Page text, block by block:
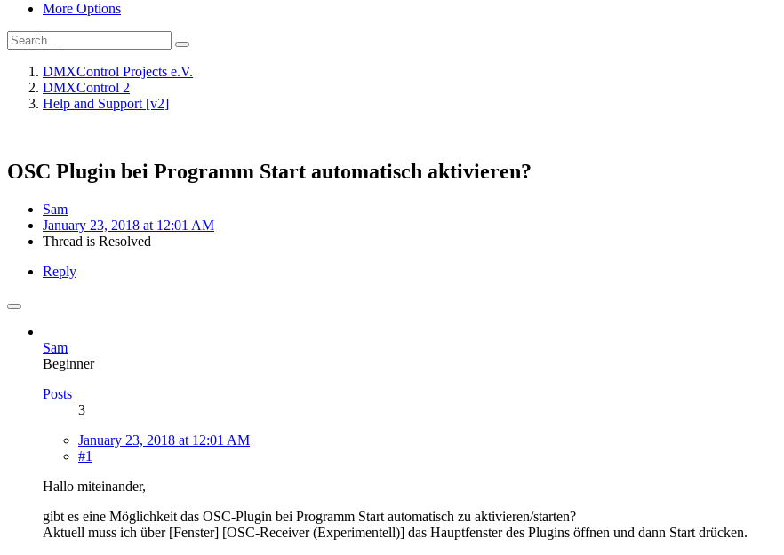
More Options
DMXControl Projects e.V.
DMXControl 2
Help and Support [v2]
OSC Plugin bei Programm Start automatisch aktivieren?
Sam
January 23, 2018 at 12:01 AM
Thread is Resolved
Reply
Sam
Beginner
Posts
3
January 23, 2018 at 12:01 AM
#1
Hallo miteinander,
gibt es eine Möglichkeit das OSC-Plugin bei Programm Start automatisch zu aktivieren/starten?
Aktuell muss ich über [Fenster] [OSC-Receiver (Experimentell)] das Hauptfenster des Plugins öffnen und dann Start drücken.